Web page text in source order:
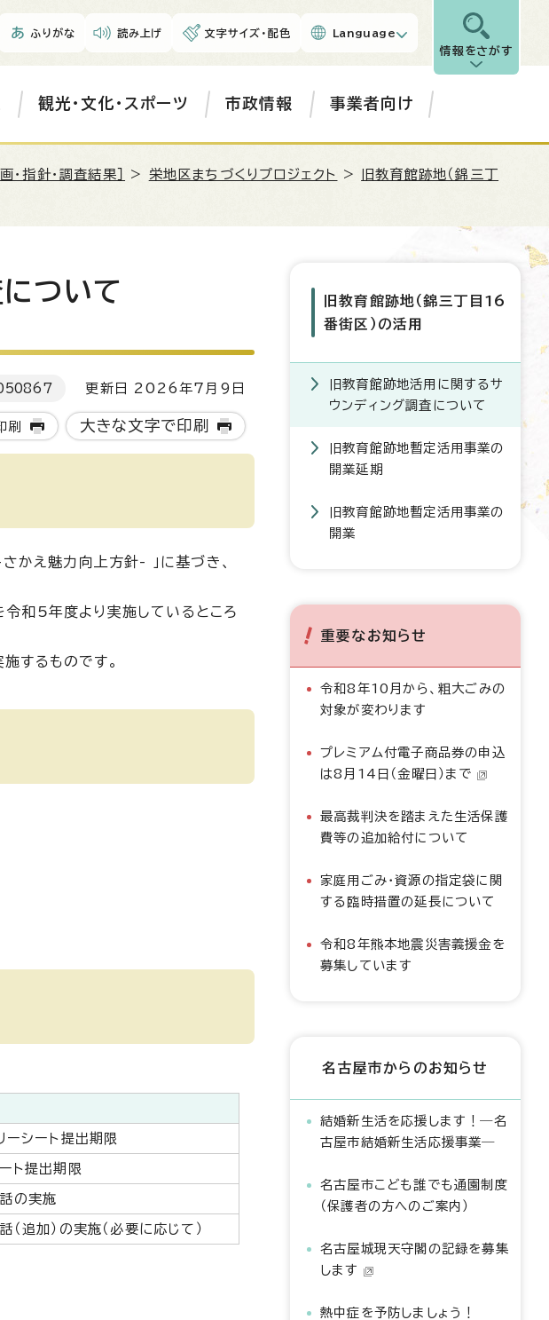
ふりがな 読み上げ 文字サイズ・配色 Language
情報をさがす
観光・文化・スポーツ 市政情報 事業者向け
指針・調査結果］ > 栄地区まちづくりプロジェクト >
旧教育館跡地（錦三丁
ついて
更新日 2026年7月9日
刷 大きな文字で印刷
かえ魅力向上方針- 」に基づき、
和5年度より実施しているところ
するものです。
ーシート提出期限
ト提出期限
の実施
（追加）の実施（必要に応じて）
旧教育館跡地（錦三丁目16
番街区）の活用
旧教育館跡地活用に関するサ
ウンディング調査について
旧教育館跡地暫定活用事業の
開業延期
旧教育館跡地暫定活用事業の
開業
重要なお知らせ
令和8年10月から、粗大ごみの
対象が変わります
プレミアム付電子商品券の申込
は8月14日（金曜日）まで
最高裁判決を踏まえた生活保護
費等の追加給付について
家庭用ごみ・資源の指定袋に関
する臨時措置の延長について
令和8年熊本地震災害義援金を
募集しています
名古屋市からのお知らせ
結婚新生活を応援します！―名
古屋市結婚新生活応援事業―
名古屋市こども誰でも通園制度
（保護者の方へのご案内）
名古屋城現天守閣の記録を募集
します
熱中症を予防しましょう！